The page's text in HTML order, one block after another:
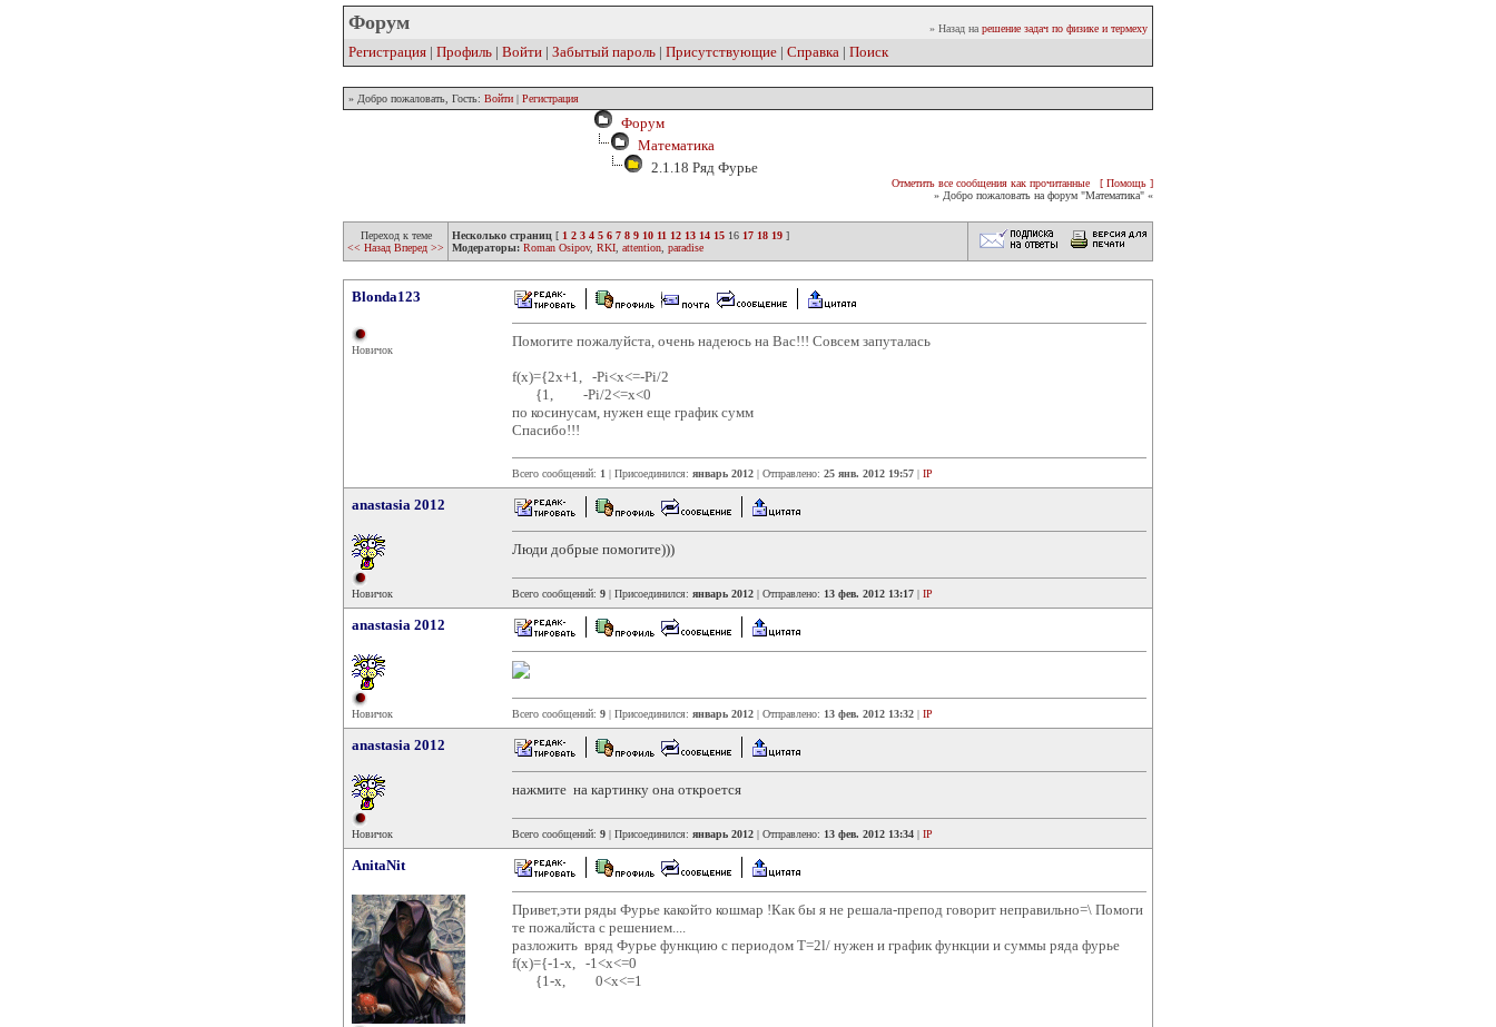
Форум » Назад на решение задач по физике и термеху
Регистрация | Профиль | Войти | Забытый пароль | Присутствующие | Справка | Поиск
» Добро пожаловать, Гость: Войти | Регистрация
Форум
Математика
2.1.18 Ряд Фурье
Отметить все сообщения как прочитанные
[ Помощь ]
» Добро пожаловать на форум "Математика" «
Переход к теме
<< Назад Вперед >>
Несколько страниц [ 1 2 3 4 5 6 7 8 9 10 11 12 13 14 15 16 17 18 19 ]
Модераторы: Roman Osipov, RKI attention paradise
Blonda123
Новичок
Помогите пожалуйста, очень надеюсь на Вас!!! Совсем запуталась
f(x)={2x+1, -Pi<x<=-Pi/2
{1, -Pi/2<=x<0
по косинусам, нужен еще график сумм
Спасибо!!!
Всего сообщений: 1 | Присоединился: январь 2012 | Отправлено: 25 янв. 2012 19:57 | IP
anastasia 2012
Новичок
Люди добрые помогите)))
Всего сообщений: 9 | Присоединился: январь 2012 | Отправлено: 13 фев. 2012 13:17 | IP
anastasia 2012
Новичок Всего сообщений: 9 | Присоединился: январь 2012 | Отправлено: 13 фев. 2012 13:32 | IP
anastasia 2012
Новичок
нажмите на картинку она откроется
Всего сообщений: 9 | Присоединился: январь 2012 | Отправлено: 13 фев. 2012 13:34 | IP
AnitaNit
Привет,эти ряды Фурье какойто кошмар !Как бы я не решала-препод говорит неправильно=\ Помоги
те пожалйста с решением....
разложить вряд Фурье функцию с периодом T=2l/ нужен и график функции и суммы ряда фурье
f(x)={-1-x, -1<x<=0
{1-x, 0<x<=1